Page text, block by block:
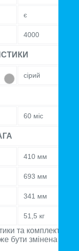
є
4000
сірий
60 міс
410 мм
693 мм
341 мм
51,5 кг
та комплектацію
бути змінена